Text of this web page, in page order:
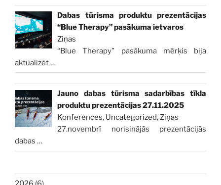
Dabas tūrisma produktu prezentācijas
“Blue Therapy” pasākuma ietvaros
Ziņas
“Blue Therapy” pasākuma mērķis bija
aktualizēt…
Jauno dabas tūrisma sadarbības tīkla
produktu prezentācijas 27.11.2025
Konferences, Uncategorized,Ziņas
27.novembrī norisinājās prezentācijās
dabas …